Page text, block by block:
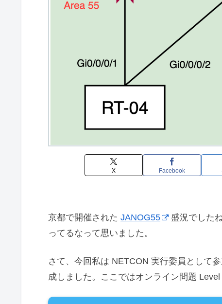
X Facebook
京都で開催された JANOG55
盛況でした
ってるなって思いました。
さて、今回私は NETCON 実行委員として
成しました。ここではオンライン問題